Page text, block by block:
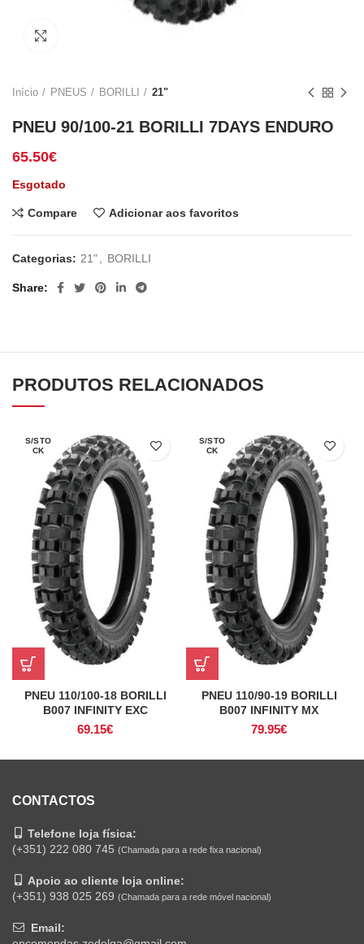
Início PNEUS BORILLI 21"
PNEU 90/100-21 BORILLI 7DAYS ENDURO
65.50€
Esgotado
Compare Adicionar aos favoritos
Categorias: 21" BORILLI
Share
PRODUTOS RELACIONADOS
S/STO
CK
PNEU 110/100-18 BORILLI
B007 INFINITY EXC
69.15€
S/STO
CK
PNEU 110/90-19 BORILLI
B007 INFINITY MX
79.95€
CONTACTOS
Telefone loja física:
(+351) 222 080 745 (Chamada para a rede fixa nacional)
Apoio ao cliente loja online:
(+351) 938 025 269 (Chamada para a rede móvel nacional)
Email: